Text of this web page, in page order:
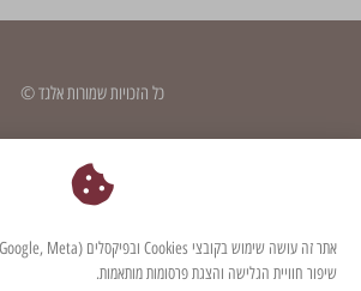
כל הזכויות שמורות אלגד ©
שיפור חוויית הגלישה והצגת פרסומות מותאמות.